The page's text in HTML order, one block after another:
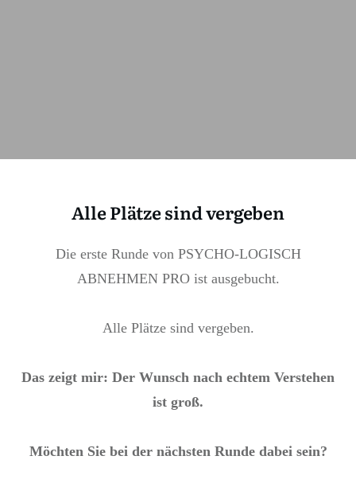
Alle Plätze sind vergeben
Die erste Runde von PSYCHO-LOGISCH
ABNEHMEN PRO ist ausgebucht.
Alle Plätze sind vergeben.
Das zeigt mir: Der Wunsch nach echtem Verstehen
ist groß.
Möchten Sie bei der nächsten Runde dabei sein?